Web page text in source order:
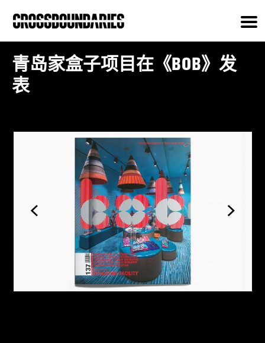
青岛家盒子项目在《BOB》发
表